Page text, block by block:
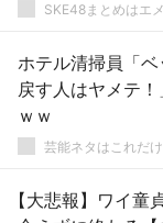
SKE48まとめはエ
ホテル清掃員「
戻す人はヤメテ
ｗｗ
芸能ネタはこれだけ
【大悲報】ワイ童